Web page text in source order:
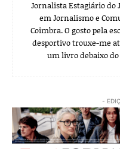
Jornalista Estagiário do
em Jornalismo e
Coimbra. O gosto pela
desportivo trouxe-me
um livro debaixo
-